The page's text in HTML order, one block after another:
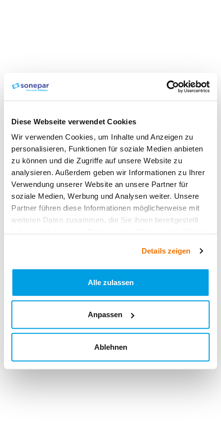
Diese Webseite verwendet Cookies
Wir verwenden Cookies, um Inhalte und Anzeigen zu
personalisieren, Funktionen für soziale Medien anbieten
zu können und die Zugriffe auf unsere Website zu
analysieren. Außerdem geben wir Informationen zu Ihrer
Verwendung unserer Website an unsere Partner für
soziale Medien, Werbung und Analysen weiter. Unsere
Partner führen diese Informationen möglicherweise mit
weiteren Daten zusammen, die Sie ihnen bereitgestellt
Details zeigen
Alle zulassen
Anpassen
Ablehnen